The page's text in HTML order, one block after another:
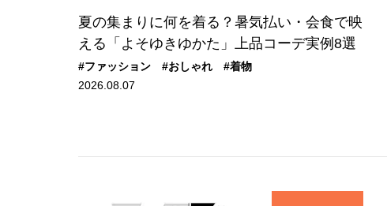
夏の集まりに何を着る？暑気払い・会食で映
える「よそゆきゆかた」上品コーデ実例8選
#ファッション #おしゃれ
#着物
2026.08.07